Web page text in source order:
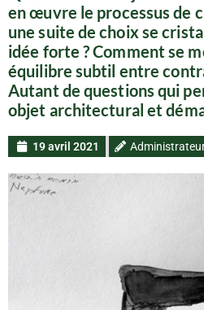
en œuvre le processus de
une suite de choix se
idée forte ? Comment se
équilibre subtil entre
Autant de questions qui
objet architectural et
19 avril 2021